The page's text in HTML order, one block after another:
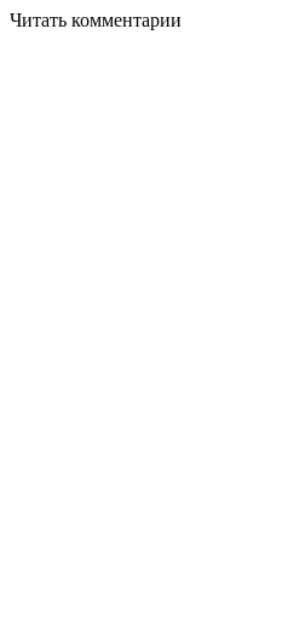
Читать комментарии